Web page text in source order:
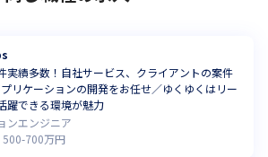
実績多数！自社サービス、クライアントの案件
リケーションの開発をお任せ／ゆくゆくはリー
躍できる環境が魅力
ンエンジニア
500-700万円